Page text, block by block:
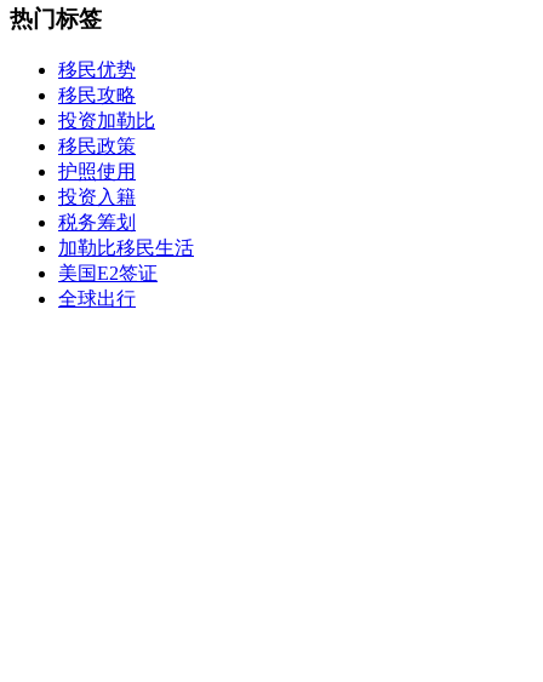
热门标签
移民优势
移民攻略
投资加勒比
移民政策
护照使用
投资入籍
税务筹划
加勒比移民生活
美国E2签证
全球出行